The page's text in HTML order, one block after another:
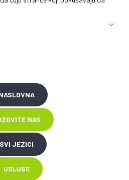
NAS
SVI JEZICI
USLUGE